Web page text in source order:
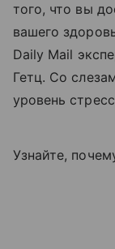
того, что вы
вашего
Daily Mail
Гетц. Со
уровень
Узнайте,